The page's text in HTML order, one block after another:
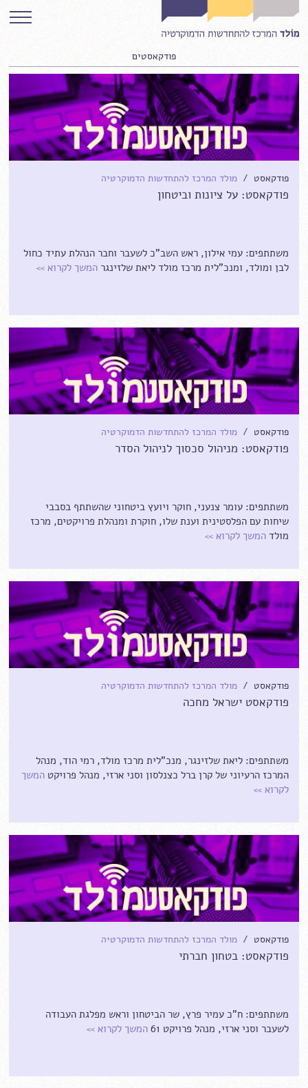
פודקאסטים
פודקאסט /מולד המרכז להתחדשות הדמוקרטיה
פודקאסט: על ציונות וביטחון
משתתפים: עמי אילון, ראש השב"כ לשעבר וחבר הנהלת עתיד כחול
לבן ומולד, ומנכ"לית מרכז מולד ליאת שלזינגרהמשך לקרוא>>
פודקאסט /מולד המרכז להתחדשות הדמוקרטיה
פודקאסט: מניהול סכסוך לניהול הסדר
משתתפים: עומר צנעני, חוקר ויועץ ביטחוני שהשתתף בסבבי
שיחות עם הפלסטינית וענת שלו, חוקרת ומנהלת פרויקטים, מרכז
מולדהמשך לקרוא>>
פודקאסט /מולד המרכז להתחדשות הדמוקרטיה
פודקאסט ישראל מחכה
משתתפים: ליאת שלזינגר, מנכ"לית מרכז מולד, רמי הוד, מנהל
המרכז הרעיוני של קרן ברל כצנלסון וסני ארזי, מנהל פרויקטהמשך
לקרוא>>
פודקאסט /מולד המרכז להתחדשות הדמוקרטיה
פודקאסט: בטחון חברתי
משתתפים: ח"כ עמיר פרץ, שר הביטחון וראש מפלגת העבודה
לשעבר וסני ארזי, מנהל פרויקט 61
המשך לקרוא>>